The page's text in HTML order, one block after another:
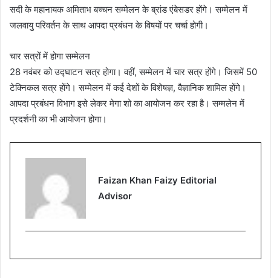
सदी के महानायक अमिताभ बच्चन सम्मेलन के ब्रांड एंबेसडर होंगे। सम्मेलन में
जलवायु परिवर्तन के साथ आपदा प्रबंधन के विषयों पर चर्चा होगी।
चार सत्रों में होगा सम्मेलन
28 नवंबर को उद्घाटन सत्र होगा। वहीं, सम्मेलन में चार सत्र होंगे। जिसमें 50
टेक्निकल सत्र होंगे। सम्मेलन में कई देशों के विशेषज्ञ, वैज्ञानिक शामिल होंगे।
आपदा प्रबंधन विभाग इसे लेकर मेगा शो का आयोजन कर रहा है। सम्मलेन में
प्रदर्शनी का भी आयोजन होगा।
Faizan Khan Faizy Editorial
Advisor